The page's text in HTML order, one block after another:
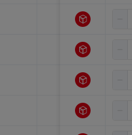
4.8
4.8
4.8
4.8